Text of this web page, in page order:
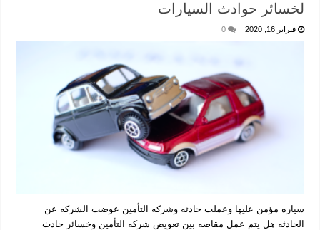
لخسائر حوادث السيارات
فبراير 16, 2020 0
سياره مؤمن عليها وعملت حادثه وشركه التأمين عوضت الشركه عن
الحادثه هل يتم عمل مقاصه بين تعويض شركه التأمين وخسائر حادث